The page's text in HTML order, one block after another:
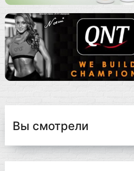
Вы смотрели